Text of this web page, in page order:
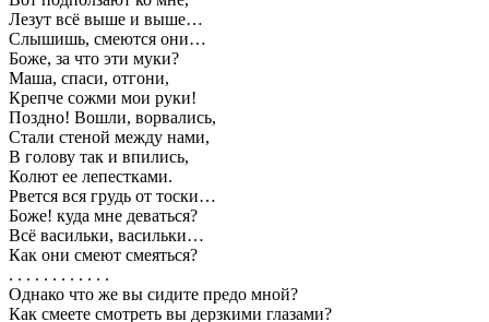
Лезут всё выше и выше…
Слышишь, смеются они…
Боже, за что эти муки?
Маша, спаси, отгони,
Крепче сожми мои руки!
Поздно! Вошли, ворвались,
Стали стеной между нами,
В голову так и впились,
Колют ее лепестками.
Рвется вся грудь от тоски…
Боже! куда мне деваться?
Всё васильки, васильки…
Как они смеют смеяться?
. . . . . . . . . . . .
Однако что же вы сидите предо мной?
Как смеете смотреть вы дерзкими глазами?